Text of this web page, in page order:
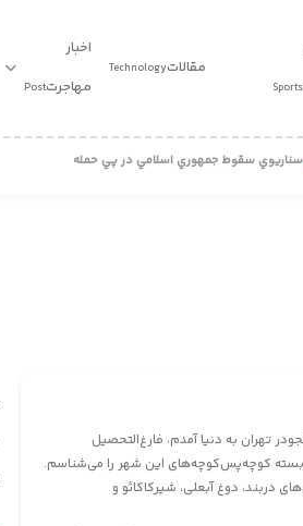
مقالاتTechnology
اخبار
مهاجرتPost
سقوط جمهوري اسلامي در پي حمله خارجي: روايتي مستند
تهران به دنیا آمدم، فارغ‌التحصیل
بسته کوچه‌پس‌کوچه‌های این شهر را می‌شناسم.
دربند، دوغ آبعلی، شیرکاکائو و